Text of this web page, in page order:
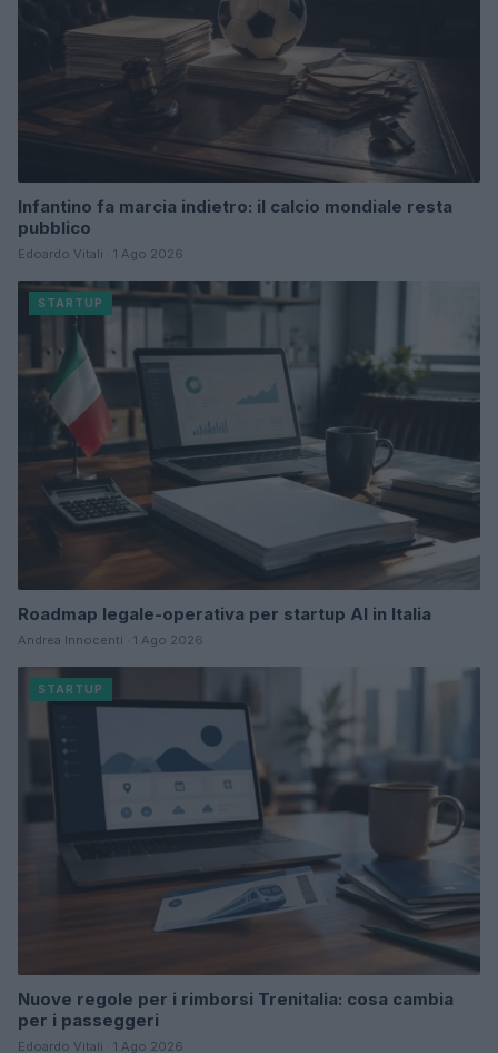
Infantino fa marcia indietro: il calcio mondiale resta
pubblico
Edoardo Vitali · 1 Ago 2026
STARTUP
Roadmap legale-operativa per startup AI in Italia
Andrea Innocenti · 1 Ago 2026
STARTUP
Nuove regole per i rimborsi Trenitalia: cosa cambia
per i passeggeri
Edoardo Vitali · 1 Ago 2026